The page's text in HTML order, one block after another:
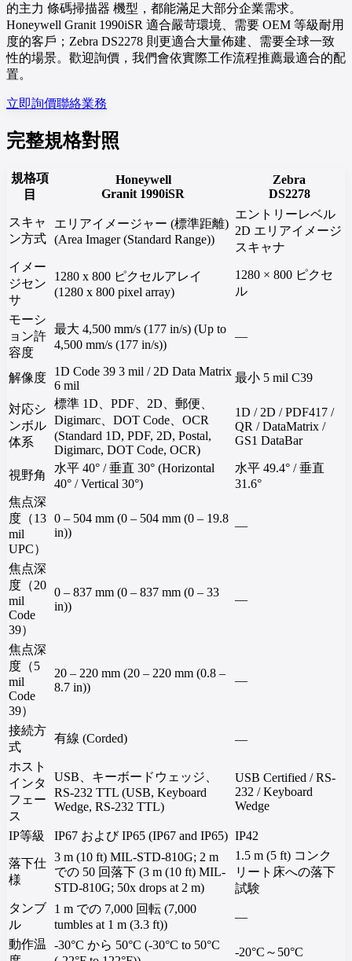
的主力 條碼掃描器 機型，都能滿足大部分企業需求。
Honeywell Granit 1990iSR 適合嚴苛環境、需要 OEM 等級耐用
度的客戶；Zebra DS2278 則更適合大量佈建、需要全球一致
性的場景。歡迎詢價，我們會依實際工作流程推薦最適合的配
置。
立即詢價聯絡業務
完整規格對照
規格項
目
Honeywell
Granit 1990iSR
Zebra
DS2278
スキャ
ン方式
エリアイメージャー (標準距離)
(Area Imager (Standard Range))
エントリーレベル
2D エリアイメージ
スキャナ
イメー
ジセン
サ
1280 x 800 ピクセルアレイ
(1280 x 800 pixel array)
1280 × 800 ピクセ
ル
モーシ
ョン許
容度
最大 4,500 mm/s (177 in/s) (Up to
4,500 mm/s (177 in/s))
—
解像度
1D Code 39 3 mil / 2D Data Matrix
6 mil
最小 5 mil C39
対応シ
ンボル
体系
標準 1D、PDF、2D、郵便、
Digimarc、DOT Code、OCR
(Standard 1D, PDF, 2D, Postal,
Digimarc, DOT Code, OCR)
1D / 2D / PDF417 /
QR / DataMatrix /
GS1 DataBar
視野角
水平 40° / 垂直 30° (Horizontal
40° / Vertical 30°)
水平 49.4° / 垂直
31.6°
焦点深
度（13
mil
UPC）
0 – 504 mm (0 – 504 mm (0 – 19.8
in))
—
焦点深
度（20
mil
Code
39）
0 – 837 mm (0 – 837 mm (0 – 33
in))
—
焦点深
度（5
mil
Code
39）
20 – 220 mm (20 – 220 mm (0.8 –
8.7 in))
—
接続方
式
有線 (Corded) —
ホスト
インタ
フェー
ス
USB、キーボードウェッジ、
RS-232 TTL (USB, Keyboard
Wedge, RS-232 TTL)
USB Certified / RS-
232 / Keyboard
Wedge
IP等級 IP67 および IP65 (IP67 and IP65) IP42
落下仕
様
3 m (10 ft) MIL-STD-810G; 2 m
での 50 回落下 (3 m (10 ft) MIL-
STD-810G; 50x drops at 2 m)
1.5 m (5 ft) コンク
リート床への落下
試験
タンブ
ル
1 m での 7,000 回転 (7,000
tumbles at 1 m (3.3 ft))
—
動作温
-30°C から 50°C (-30°C to 50°C
-20°C～50°C